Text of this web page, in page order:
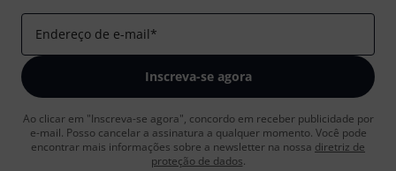
Endereço de e-mail*
Inscreva-se agora
Ao clicar em "Inscreva-se agora", concordo em receber publicidade por
e-mail. Posso cancelar a assinatura a qualquer momento. Você pode
encontrar mais informações sobre a newsletter na nossa diretriz de
proteção de dados.